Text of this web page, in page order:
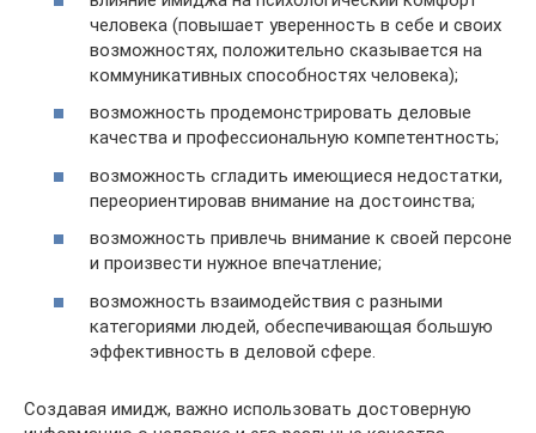
человека (повышает уверенность в себе и своих
возможностях, положительно сказывается на
коммуникативных способностях человека);
возможность продемонстрировать деловые
качества и профессиональную компетентность;
возможность сгладить имеющиеся недостатки,
переориентировав внимание на достоинства;
возможность привлечь внимание к своей персоне
и произвести нужное впечатление;
возможность взаимодействия с разными
категориями людей, обеспечивающая большую
эффективность в деловой сфере.
Создавая имидж, важно использовать достоверную